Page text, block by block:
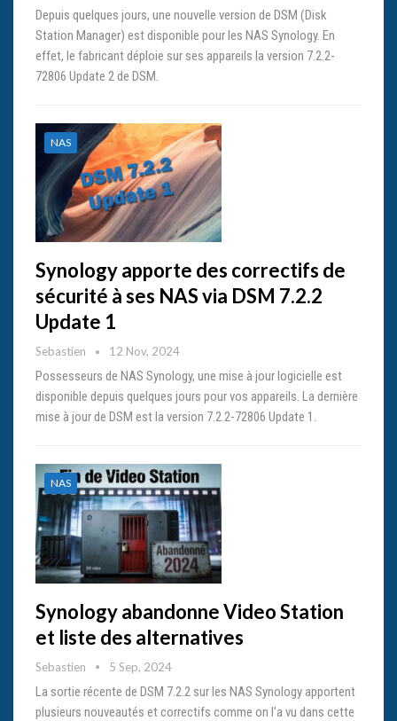
Depuis quelques jours, une nouvelle version de DSM (Disk
Station Manager) est disponible pour les NAS Synology. En
effet, le fabricant déploie sur ses appareils la version 7.2.2-
72806 Update 2 de DSM.
NAS
Synology apporte des correctifs de
sécurité à ses NAS via DSM 7.2.2
Update 1
Sebastien 12 Nov, 2024
Possesseurs de NAS Synology, une mise à jour logicielle est
disponible depuis quelques jours pour vos appareils. La dernière
mise à jour de DSM est la version 7.2.2-72806 Update 1.
NAS
Synology abandonne Video Station
et liste des alternatives
Sebastien 5 Sep, 2024
La sortie récente de DSM 7.2.2 sur les NAS Synology apportent
plusieurs nouveautés et correctifs comme on l'a vu dans cette